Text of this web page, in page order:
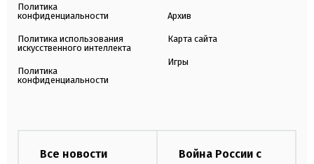
Политика
конфиденциальности
Политика использования
искусственного интеллекта
Политика
конфиденциальности
Архив
Карта сайта
Игры
Все новости
Война России с